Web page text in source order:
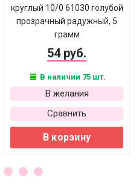
круглый 10/0 61030 голубой
прозрачный радужный, 5
грамм
54 руб.
В наличии 75 шт.
В желания
Сравнить
В корзину